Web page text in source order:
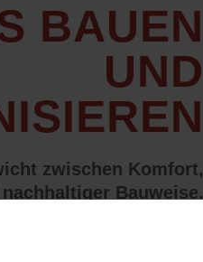
BAUEN
UND
zwischen Komfort,
Bauweise.